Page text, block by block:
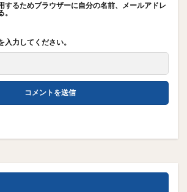
するためブラウザーに自分の名前、メールアドレ
力してください。